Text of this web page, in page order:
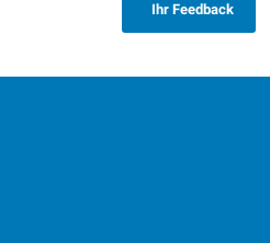
Ihr Feedback